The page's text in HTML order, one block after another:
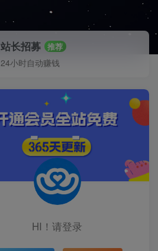
站长招募 推荐
24小时自动赚钱
HI！请登录